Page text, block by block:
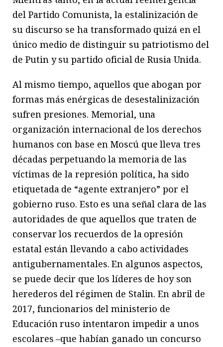
del Partido Comunista, la estalinización de
su discurso se ha transformado quizá en el
único medio de distinguir su patriotismo del
de Putin y su partido oficial de Rusia Unida.
Al mismo tiempo, aquellos que abogan por
formas más enérgicas de desestalinización
sufren presiones. Memorial, una
organización internacional de los derechos
humanos con base en Moscú que lleva tres
décadas perpetuando la memoria de las
víctimas de la represión política, ha sido
etiquetada de “agente extranjero” por el
gobierno ruso. Esto es una señal clara de las
autoridades de que aquellos que traten de
conservar los recuerdos de la opresión
estatal están llevando a cabo actividades
antigubernamentales. En algunos aspectos,
se puede decir que los líderes de hoy son
herederos del régimen de Stalin. En abril de
2017, funcionarios del ministerio de
Educación ruso intentaron impedir a unos
escolares –que habían ganado un concurso